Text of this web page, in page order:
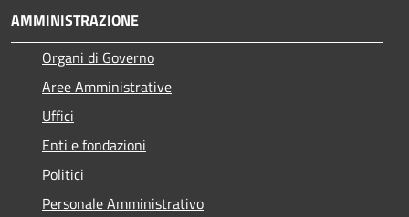
AMMINISTRAZIONE
Organi di Governo
Aree Amministrative
Uffici
Enti e fondazioni
Politici
Personale Amministrativo